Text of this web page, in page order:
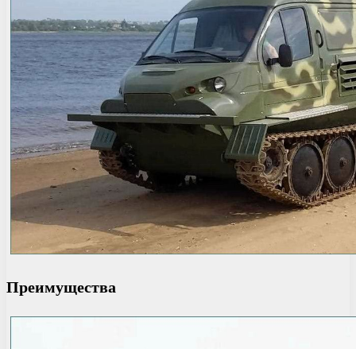
Преимущества